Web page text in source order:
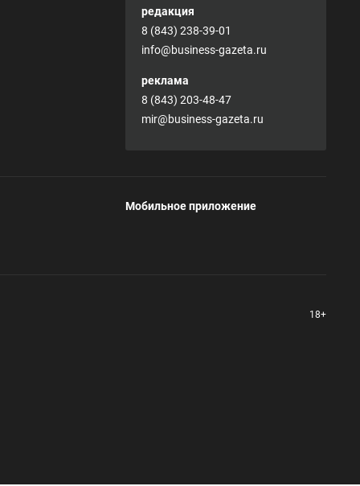
редакция
8 (843) 238-39-01
info@business-gazeta.ru
реклама
8 (843) 203-48-47
mir@business-gazeta.ru
Мобильное приложение
18+